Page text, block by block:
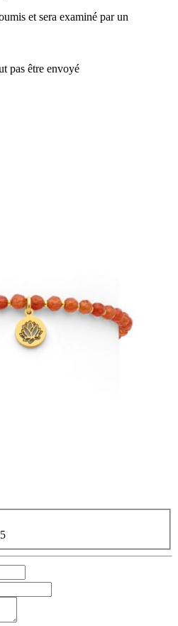
et sera examiné par un
pas être envoyé
5